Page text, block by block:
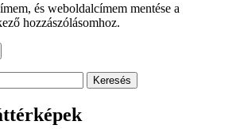
és weboldalcímem mentése a
hozzászólásomhoz.